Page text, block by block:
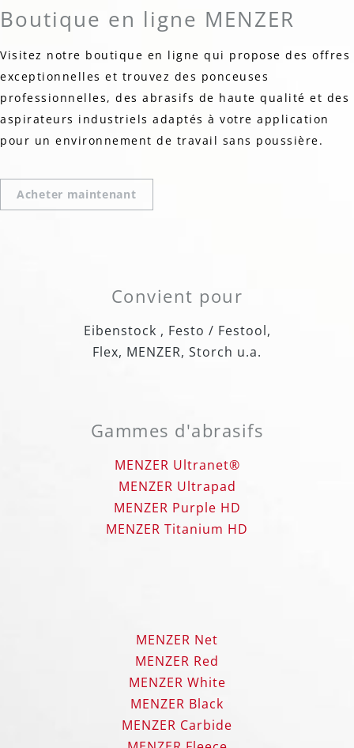
Boutique en ligne MENZER
Visitez notre boutique en ligne qui propose des offres
exceptionnelles et trouvez des ponceuses
professionnelles, des abrasifs de haute qualité et des
aspirateurs industriels adaptés à votre application
pour un environnement de travail sans poussière.
Acheter maintenant
Convient pour
Eibenstock , Festo / Festool,
Flex, MENZER, Storch u.a.
Gammes d'abrasifs
MENZER Ultranet®
MENZER Ultrapad
MENZER Purple HD
MENZER Titanium HD
MENZER Net
MENZER Red
MENZER White
MENZER Black
MENZER Carbide